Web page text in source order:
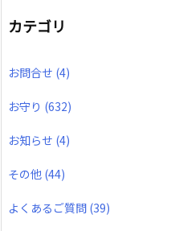
カテゴリ
お問合せ (4)
お守り (632)
お知らせ (4)
その他 (44)
よくあるご質問 (39)